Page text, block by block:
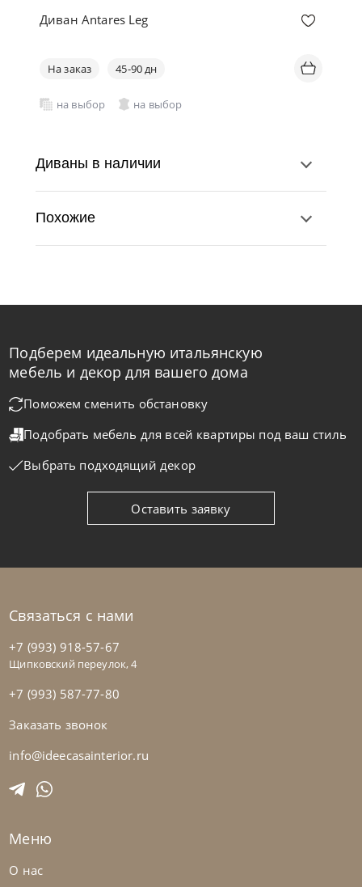
Диван Antares Leg
На заказ 45-90 дн
на выбор на выбор
от
Nicoline
На заказ 45-90 дн
на выбор на выбор
Nicoline
Диван Astedio
Диваны в наличии
Похожие
Подберем идеальную итальянскую
мебель и декор для вашего дома
Поможем сменить обстановку
Подобрать мебель для всей квартиры под ваш стиль
Выбрать подходящий декор
Оставить заявку
Связаться с нами
+7 (993) 918-57-67
Щипковский переулок, 4
+7 (993) 587-77-80
Заказать звонок
info@ideecasainterior.ru
Меню
О нас